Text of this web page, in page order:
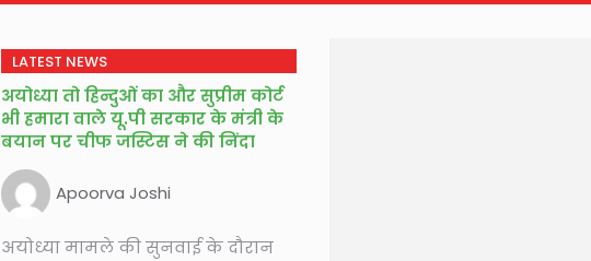
LATEST NEWS
अयोध्या तो हिन्दुओं का और सुप्रीम कोर्ट
भी हमारा वाले यू.पी सरकार के मंत्री के
बयान पर चीफ जस्टिस ने की निंदा
Apoorva Joshi
अयोध्या मामले की सुनवाई के दौरान